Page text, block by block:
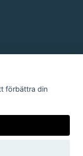
förbättra din